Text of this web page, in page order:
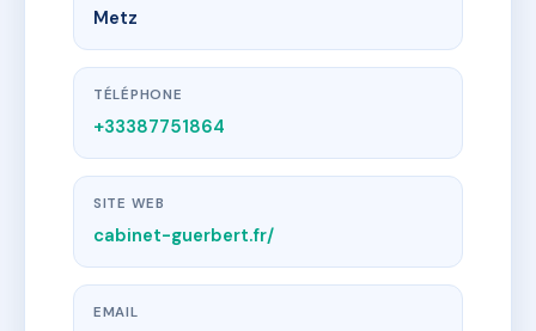
Metz
TÉLÉPHONE
+33387751864
SITE WEB
cabinet-guerbert.fr/
EMAIL